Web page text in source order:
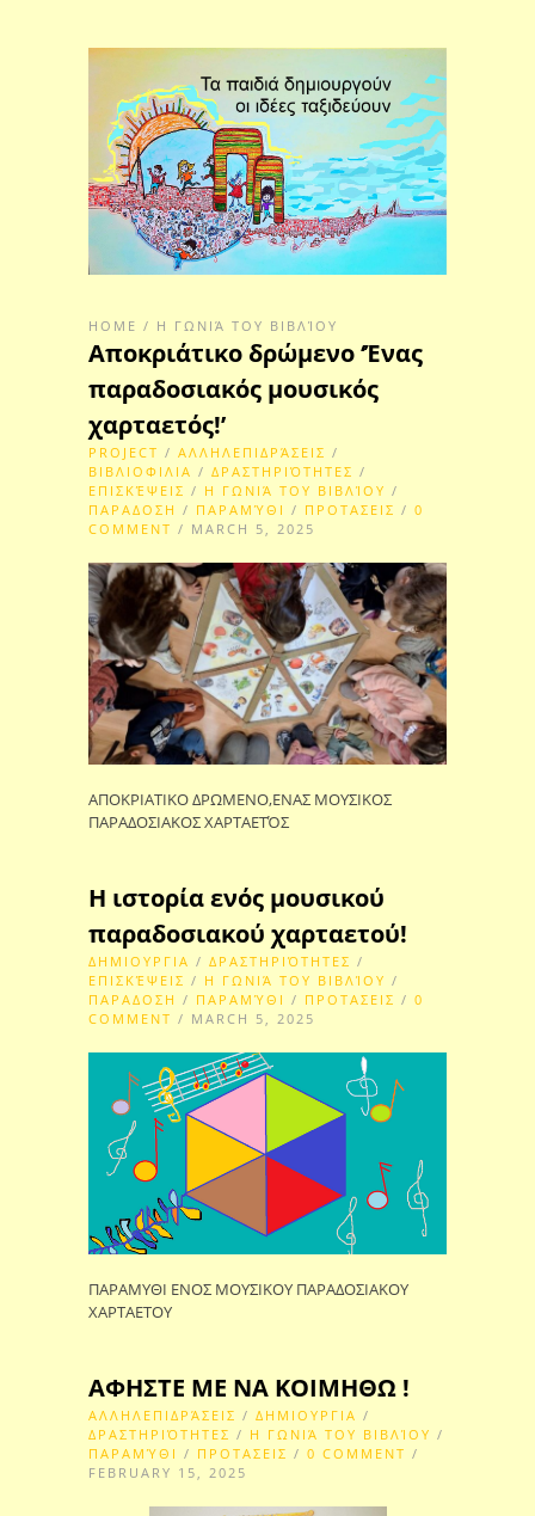
HOME / Η ΓΩΝΙΆ ΤΟΥ ΒΙΒΛΊΟΥ
Αποκριάτικο δρώμενο ‘Ένας
παραδοσιακός μουσικός
χαρταετός!’
PROJECT / ΑΛΛΗΛΕΠΙΔΡΆΣΕΙΣ /
ΒΙΒΛΙΟΦΙΛΙΑ / ΔΡΑΣΤΗΡΙΌΤΗΤΕΣ /
ΕΠΙΣΚΈΨΕΙΣ / Η ΓΩΝΙΆ ΤΟΥ ΒΙΒΛΊΟΥ /
ΠΑΡΑΔΟΣΗ / ΠΑΡΑΜΎΘΙ / ΠΡΟΤΑΣΕΙΣ / 0
COMMENT / MARCH 5, 2025
ΑΠΟΚΡΙΑΤΙΚΟ ΔΡΩΜΕΝΟ,ΕΝΑΣ ΜΟΥΣΙΚΟΣ
ΠΑΡΑΔΟΣΙΑΚΟΣ ΧΑΡΤΑΕΤΌΣ
Η ιστορία ενός μουσικού
παραδοσιακού χαρταετού!
ΔΗΜΙΟΥΡΓΙΑ / ΔΡΑΣΤΗΡΙΌΤΗΤΕΣ /
ΕΠΙΣΚΈΨΕΙΣ / Η ΓΩΝΙΆ ΤΟΥ ΒΙΒΛΊΟΥ /
ΠΑΡΑΔΟΣΗ / ΠΑΡΑΜΎΘΙ / ΠΡΟΤΑΣΕΙΣ / 0
COMMENT / MARCH 5, 2025
ΠΑΡΑΜΥΘΙ ΕΝΟΣ ΜΟΥΣΙΚΟΥ ΠΑΡΑΔΟΣΙΑΚΟΥ
ΧΑΡΤΑΕΤΟΥ
ΑΦΗΣΤΕ ΜΕ ΝΑ ΚΟΙΜΗΘΩ !
ΑΛΛΗΛΕΠΙΔΡΆΣΕΙΣ / ΔΗΜΙΟΥΡΓΙΑ /
ΔΡΑΣΤΗΡΙΌΤΗΤΕΣ / Η ΓΩΝΙΆ ΤΟΥ ΒΙΒΛΊΟΥ /
ΠΑΡΑΜΎΘΙ / ΠΡΟΤΑΣΕΙΣ / 0 COMMENT /
FEBRUARY 15, 2025